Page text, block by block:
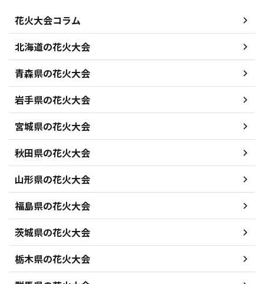
花火大会コラム
北海道の花火大会
青森県の花火大会
岩手県の花火大会
宮城県の花火大会
秋田県の花火大会
山形県の花火大会
福島県の花火大会
茨城県の花火大会
栃木県の花火大会